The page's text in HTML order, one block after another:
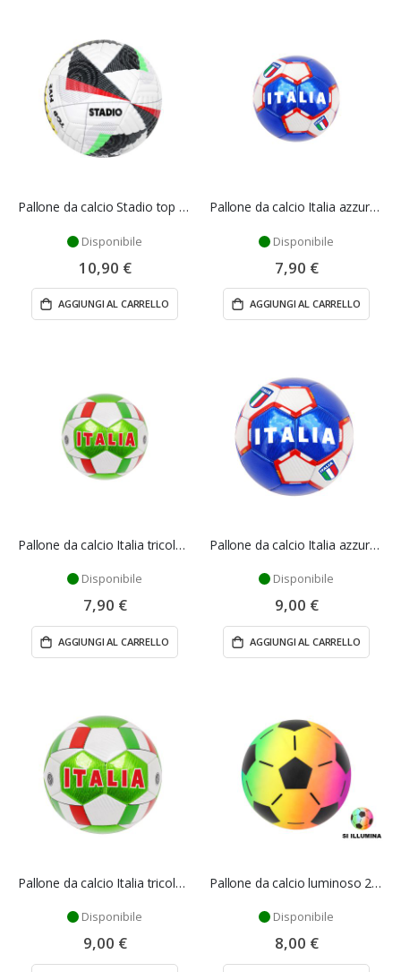
Pallone da calcio Stadio top five - Mazzeo Giocattoli
Disponibile
10,90 €
AGGIUNGI AL CARRELLO
Pallone da calcio Italia azzurro 14 cm - Mazzeo Giocattoli
Disponibile
7,90 €
AGGIUNGI AL CARRELLO
Pallone da calcio Italia tricolore 14 cm - Mazzeo Giocattoli
Disponibile
7,90 €
AGGIUNGI AL CARRELLO
Pallone da calcio Italia azzurro 23 cm - Mazzeo Giocattoli
Disponibile
9,00 €
AGGIUNGI AL CARRELLO
Pallone da calcio Italia tricolore 23 cm - Mazzeo Giocattoli
Disponibile
9,00 €
Pallone da calcio luminoso 22 cm - Mazzeo Giocattoli
Disponibile
8,00 €